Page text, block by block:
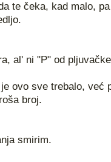
te čeka, kad malo,
al' ni "P" od
ovo sve trebalo, već
broj.
smirim.